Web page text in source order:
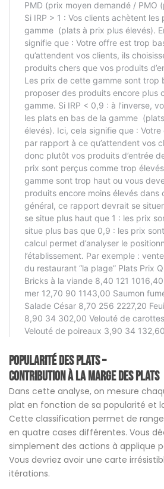
Popularité des plats –
Contribution à la marge des plats
Dans cette analyse, on mesure
plat en fonction de sa popularité et
Cette classification permet de
en quatre cases différentes. Vous
simplement des actions à applique
Vous devriez avoir une carte
itérations.